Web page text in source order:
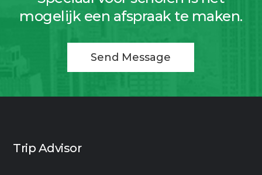
mogelijk een afspraak te maken.
Send Message
Trip Advisor